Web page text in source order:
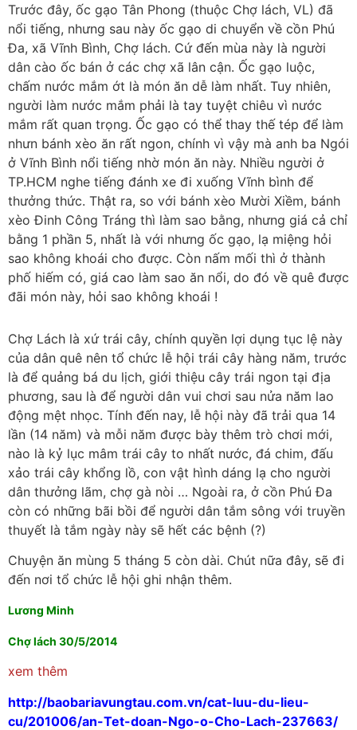
Trước đây, ốc gạo Tân Phong (thuộc Chợ lách, VL) đã
nổi tiếng, nhưng sau này ốc gạo di chuyển về cồn Phú
Đa, xã Vĩnh Bình, Chợ lách. Cứ đến mùa này là người
dân cào ốc bán ở các chợ xã lân cận. Ốc gạo luộc,
chấm nước mắm ớt là món ăn dễ làm nhất. Tuy nhiên,
người làm nước mắm phải là tay tuyệt chiêu vì nước
mắm rất quan trọng. Ốc gạo có thể thay thế tép để làm
nhưn bánh xèo ăn rất ngon, chính vì vậy mà anh ba Ngói
ở Vĩnh Bình nổi tiếng nhờ món ăn này. Nhiều người ở
TP.HCM nghe tiếng đánh xe đi xuống Vĩnh bình để
thưởng thức. Thật ra, so với bánh xèo Mười Xiềm, bánh
xèo Đinh Công Tráng thì làm sao bằng, nhưng giá cả chỉ
bằng 1 phần 5, nhất là với nhưng ốc gạo, lạ miệng hỏi
sao không khoái cho được. Còn nấm mối thì ở thành
phố hiếm có, giá cao làm sao ăn nổi, do đó về quê được
đãi món này, hỏi sao không khoái !
Chợ Lách là xứ trái cây, chính quyền lợi dụng tục lệ này
của dân quê nên tổ chức lễ hội trái cây hàng năm, trước
là để quảng bá du lịch, giới thiệu cây trái ngon tại địa
phương, sau là để người dân vui chơi sau nửa năm lao
động mệt nhọc. Tính đến nay, lễ hội này đã trải qua 14
lần (14 năm) và mỗi năm được bày thêm trò chơi mới,
nào là kỷ lục mâm trái cây to nhất nước, đá chim, đấu
xảo trái cây khổng lồ, con vật hình dáng lạ cho người
dân thưởng lãm, chợ gà nòi … Ngoài ra, ở cồn Phú Đa
còn có những bãi bồi để người dân tắm sông với truyền
thuyết là tắm ngày này sẽ hết các bệnh (?)
Chuyện ăn mùng 5 tháng 5 còn dài. Chút nữa đây, sẽ đi
đến nơi tổ chức lễ hội ghi nhận thêm.
Lương Minh
Chợ lách 30/5/2014
xem thêm
http://baobariavungtau.com.vn/cat-luu-du-lieu-
cu/201006/an-Tet-doan-Ngo-o-Cho-Lach-237663/